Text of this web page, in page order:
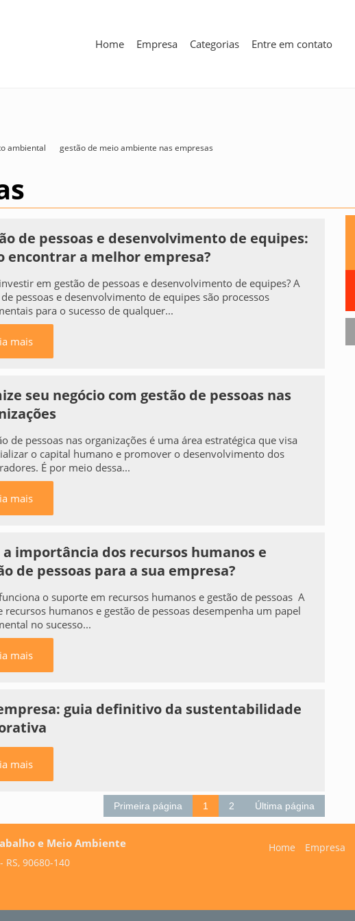
Home Empresa Categorias Entre em contato
ambiental gestão de meio ambiente nas empresas
de pessoas e desenvolvimento de equipes:
encontrar a melhor empresa?
em gestão de pessoas e desenvolvimento de equipes? A
pessoas e desenvolvimento de equipes são processos
para o sucesso de qualquer...
mais
seu negócio com gestão de pessoas nas
de pessoas nas organizações é uma área estratégica que visa
o capital humano e promover o desenvolvimento dos
É por meio dessa...
mais
a importância dos recursos humanos e
de pessoas para a sua empresa?
o suporte em recursos humanos e gestão de pessoas A
recursos humanos e gestão de pessoas desempenha um papel
no sucesso...
mais
empresa: guia definitivo da sustentabilidade
mais
Primeira página 1 2 Última página
e Meio Ambiente
90680-140
Home Empresa